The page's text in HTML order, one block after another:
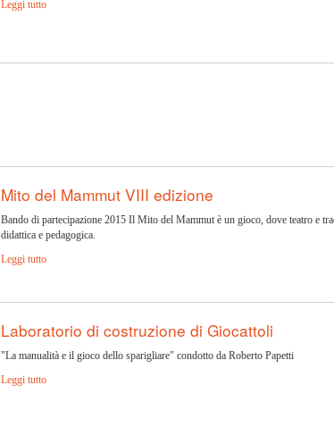
Leggi tutto
Mito del Mammut VIII edizione
Bando di partecipazione 2015 Il Mito del Mammut è un gioco, dove teatro e
didattica e pedagogica.
Leggi tutto
Laboratorio di costruzione di Giocattoli
"La manualità e il gioco dello sparigliare" condotto da Roberto Papetti
Leggi tutto